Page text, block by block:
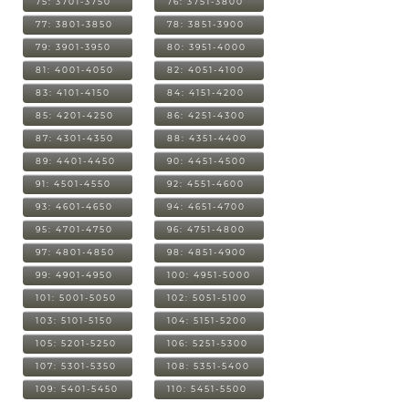
77: 3801-3850 78: 3851-3900
79: 3901-3950 80: 3951-4000
81: 4001-4050 82: 4051-4100
83: 4101-4150 84: 4151-4200
85: 4201-4250 86: 4251-4300
87: 4301-4350 88: 4351-4400
89: 4401-4450 90: 4451-4500
91: 4501-4550 92: 4551-4600
93: 4601-4650 94: 4651-4700
95: 4701-4750 96: 4751-4800
97: 4801-4850 98: 4851-4900
99: 4901-4950 100: 4951-5000
101: 5001-5050 102: 5051-5100
103: 5101-5150 104: 5151-5200
105: 5201-5250 106: 5251-5300
107: 5301-5350 108: 5351-5400
109: 5401-5450 110: 5451-5500